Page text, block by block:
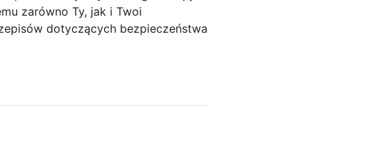
zarówno Ty, jak i Twoi
dotyczących bezpieczeństwa